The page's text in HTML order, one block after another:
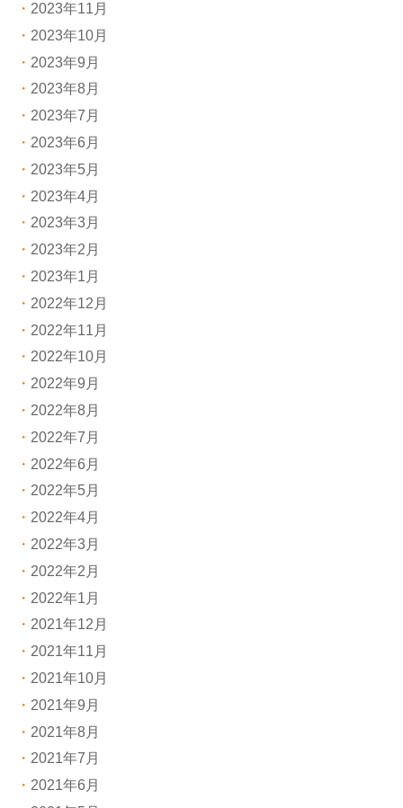
2023年11月
2023年10月
2023年9月
2023年8月
2023年7月
2023年6月
2023年5月
2023年4月
2023年3月
2023年2月
2023年1月
2022年12月
2022年11月
2022年10月
2022年9月
2022年8月
2022年7月
2022年6月
2022年5月
2022年4月
2022年3月
2022年2月
2022年1月
2021年12月
2021年11月
2021年10月
2021年9月
2021年8月
2021年7月
2021年6月